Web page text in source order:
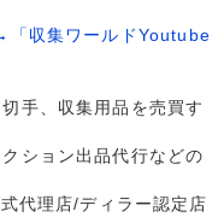
「収集ワールドYoutube
手、収集用品を売買す
ション出品代行などの
代理店/ディラー認定店